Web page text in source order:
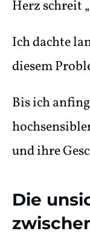
Herz schreit
Ich dachte
diesem
Bis ich
und ihre
Die